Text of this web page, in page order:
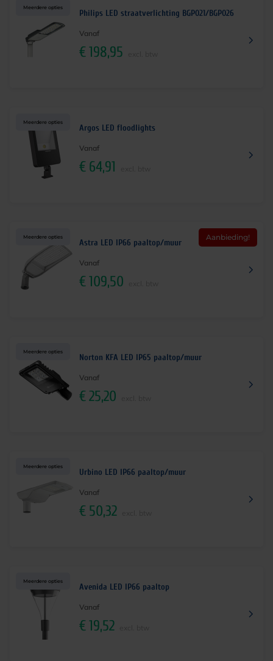
Meerdere opties
Philips LED straatverlichting BGP021/BGP026
Vanaf
€198,95
Meerdere opties
Argos LED floodlights
Vanaf
€ 64,91
Meerdere opties Aanbieding!
Astra LED IP66 paaltop/muur
Vanaf
€109,50
Meerdere opties
Norton KFA LED IP65 paaltop/muur
Vanaf
€25,20
Meerdere opties
Urbino LED IP66 paaltop/muur
Vanaf
€ 50,32
Meerdere opties
Avenida LED IP66 paaltop
Vanaf
€19,52